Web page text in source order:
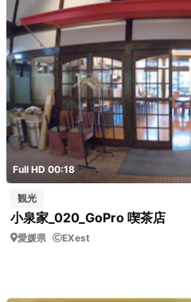
Full HD 00:18
観光
小泉家_020_GoPro 喫茶店
愛媛県 EXest